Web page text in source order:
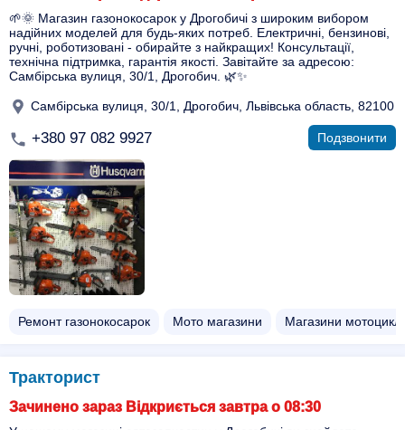
🌱🌞 Магазин газонокосарок у Дрогобичі з широким вибором
надійних моделей для будь-яких потреб. Електричні, бензинові,
ручні, роботизовані - обирайте з найкращих! Консультації,
технічна підтримка, гарантія якості. Завітайте за адресою:
Самбірська вулиця, 30/1, Дрогобич. 🌿✨
Самбірська вулиця, 30/1, Дрогобич, Львівська область, 82100
+380 97 082 9927 Подзвонити
Ремонт газонокосарок Мото магазини Магазини
Тракторист
Зачинено зараз Відкриється завтра о 08:30